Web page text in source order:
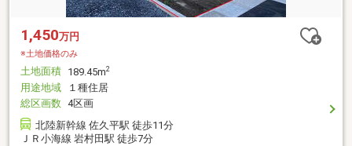
1,450万円
※土地価格のみ
土地面積 189.45m2
用途地域
１種住居
総区画数 4区画
北陸新幹線 佐久平駅 徒歩11分
ＪＲ小海線 岩村田駅 徒歩7分